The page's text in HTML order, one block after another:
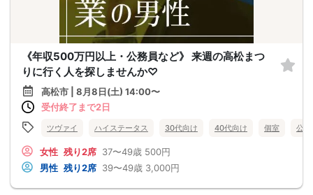
《年収500万円以上・公務員など》 来週の高松まつ
りに行く人を探しませんか♡
高松市 | 8月8日(土) 14:00〜
受付終了まで2日
ツヴァイ ハイステータス 30代向け 40代向け 個室 公
女性 残り2席 37〜49歳 500円
男性 残り2席 39〜49歳 3,000円